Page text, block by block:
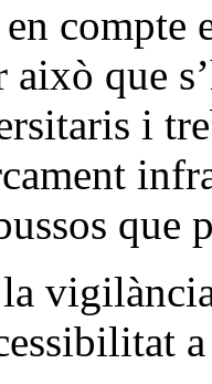
compte
això que
i
que
vigilància